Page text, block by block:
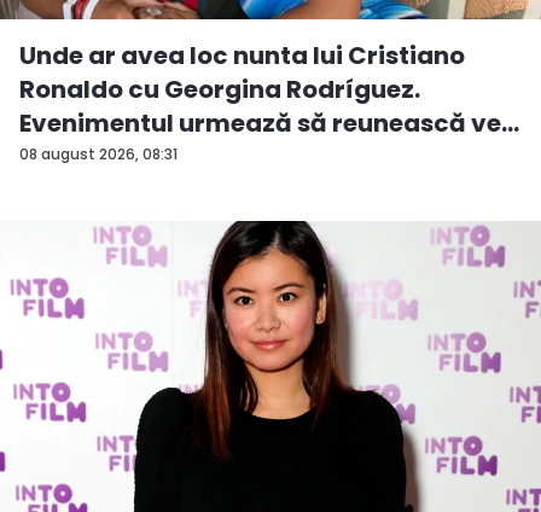
08 august 2026, 08:31
Unde ar avea loc nunta lui Cristiano
Ronaldo cu Georgina Rodríguez.
Evenimentul urmează să reunească ve...